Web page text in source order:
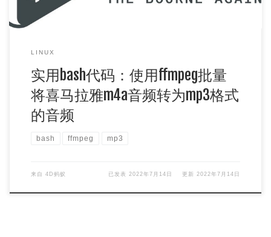
LINUX
实用bash代码：使用ffmpeg批量
将喜马拉雅m4a音频转为mp3格式
的音频
bash ffmpeg mp3
来自 4D蚂蚁 已发表 2022年7月14日 更新 2022年7月14日